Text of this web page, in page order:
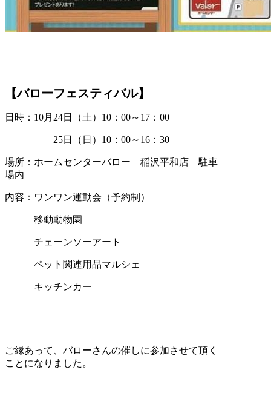
【バローフェスティバル】
日時：10月24日（土）10：00～17：00
25日（日）10：00～16：30
場所：ホームセンターバロー 稲沢平和店 駐車
場内
内容：ワンワン運動会（予約制）
移動動物園
チェーンソーアート
ペット関連用品マルシェ
キッチンカー
ご縁あって、バローさんの催しに参加させて頂く
ことになりました。